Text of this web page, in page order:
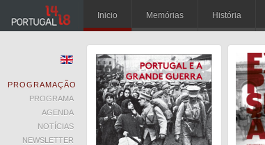
Inicio Memórias História
PROGRAMAÇÃO
PROGRAMA
AGENDA
NOTÍCIAS
NEWSLETTER